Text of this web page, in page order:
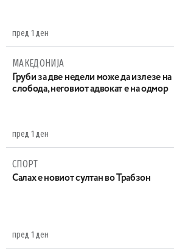
пред 1 ден
МАКЕДОНИЈА
Груби за две недели може да излезе на
слобода, неговиот адвокат е на одмор
пред 1 ден
СПОРТ
Салах е новиот султан во Трабзон
пред 1 ден